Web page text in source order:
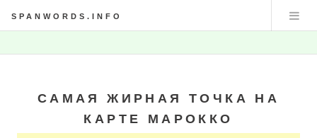
SPANWORDS.INFO
САМАЯ ЖИРНАЯ ТОЧКА НА
КАРТЕ МАРОККО